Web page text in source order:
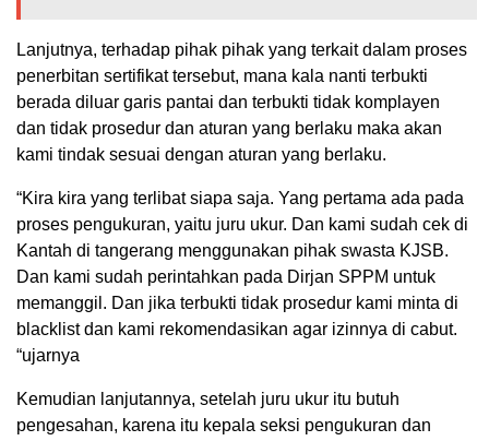
Lanjutnya, terhadap pihak pihak yang terkait dalam proses
penerbitan sertifikat tersebut, mana kala nanti terbukti
berada diluar garis pantai dan terbukti tidak komplayen
dan tidak prosedur dan aturan yang berlaku maka akan
kami tindak sesuai dengan aturan yang berlaku.
“Kira kira yang terlibat siapa saja. Yang pertama ada pada
proses pengukuran, yaitu juru ukur. Dan kami sudah cek di
Kantah di tangerang menggunakan pihak swasta KJSB.
Dan kami sudah perintahkan pada Dirjan SPPM untuk
memanggil. Dan jika terbukti tidak prosedur kami minta di
blacklist dan kami rekomendasikan agar izinnya di cabut.
“ujarnya
Kemudian lanjutannya, setelah juru ukur itu butuh
pengesahan, karena itu kepala seksi pengukuran dan